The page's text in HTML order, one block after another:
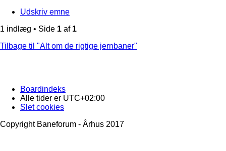
Udskriv emne
1 indlæg • Side 1 af 1
Tilbage til "Alt om de rigtige jernbaner"
Boardindeks
Alle tider er UTC+02:00
Slet cookies
Copyright Baneforum - Århus 2017